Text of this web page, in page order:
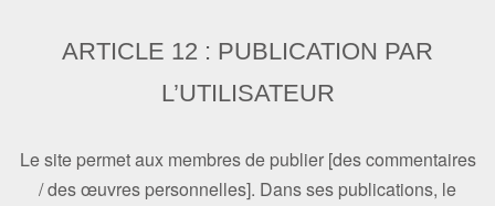
ARTICLE 12 : PUBLICATION PAR
L’UTILISATEUR
Le site permet aux membres de publier [des commentaires
/ des œuvres personnelles]. Dans ses publications, le